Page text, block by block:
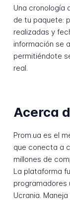
Una cronología
de tu paquete:
realizadas y
información se
permitiéndote
real.
Acerca
Prom.ua es el
que conecta a
millones de
La plataforma
programadores
Ucrania.